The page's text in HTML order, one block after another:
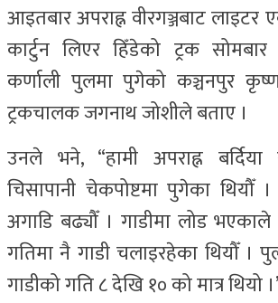
आइतबार अपराह्न वीरगञ्जबाट
कार्टुन लिएर हिँडेको ट्रक सोमबार
कर्णाली पुलमा पुगेको कञ्चनपुर
ट्रकचालक जगनाथ जोशीले बताए ।
उनले भने, “हामी अपराह्न बर्दिया
चिसापानी चेकपोष्टमा पुगेका थियौँ
अगाडि बढ्यौँ । गाडीमा लोड
गतिमा नै गाडी चलाइरहेका थियौँ ।
गाडीको गति ८ देखि १० को मात्र थियो